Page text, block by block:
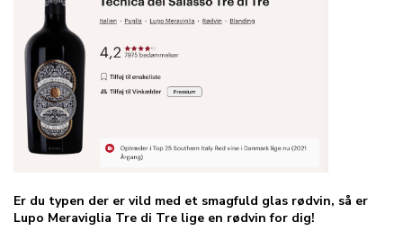
Er du typen der er vild med et smagfuld glas rødvin, så er
Lupo Meraviglia Tre di Tre lige en rødvin for dig!